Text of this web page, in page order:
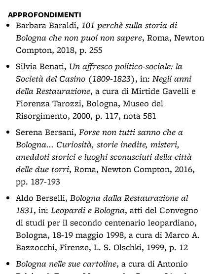
APPROFONDIMENTI
Barbara Baraldi, 101 perchè sulla storia di
Bologna che non puoi non sapere, Roma, Newton
Compton, 2018, p. 255
Silvia Benati, Un affresco politico-sociale: la
Società del Casino (1809-1823), in: Negli anni
della Restaurazione, a cura di Mirtide Gavelli e
Fiorenza Tarozzi, Bologna, Museo del
Risorgimento, 2000, p. 117, nota 581
Serena Bersani, Forse non tutti sanno che a
Bologna... Curiosità, storie inedite, misteri,
aneddoti storici e luoghi sconusciuti della città
delle due torri, Roma, Newton Compton, 2016,
pp. 187-193
Aldo Berselli, Bologna dalla Restaurazione al
1831, in: Leopardi e Bologna, atti del Convegno
di studi per il secondo centenario leopardiano,
Bologna, 18-19 maggio 1998, a cura di Marco A.
Bazzocchi, Firenze, L. S. Olschki, 1999, p. 12
Bologna nelle sue cartoline, a cura di Antonio